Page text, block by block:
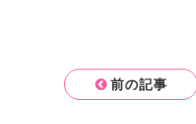
前の記事